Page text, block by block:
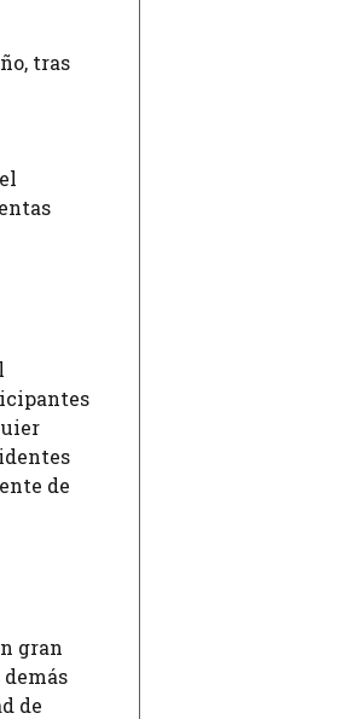
tras
de
gran
de